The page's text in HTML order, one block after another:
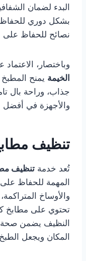
البدء لضمان
بشكل دوري للحفاظ
نصائح للحفاظ على
وباختصار، الاعتماد
الخيمة يمنح
جذاب، وراحة بال
والأجهزة في أفضل
تنظيف
تُعد خدمة تنظيف
المهمة للحفاظ
والأوساخ
تحتوي على مطابخ
النظيف يضمن صحة
المكان ويجعل